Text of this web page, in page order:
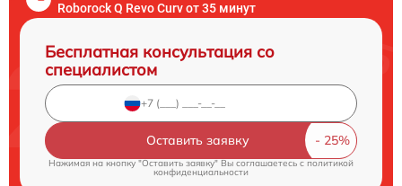
Roborock Q Revo Curv от 35 минут
Бесплатная консультация со
специалистом
Оставить заявку
Нажимая на кнопку "Оставить заявку" Вы соглашаетесь cполитикой
конфиденциальности